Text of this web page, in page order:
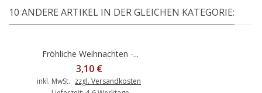
10 ANDERE ARTIKEL IN DER GLEICHEN KATEGORIE:
Fröhliche Weihnachten -...
3,10 €
inkl. MwSt. zzgl. Versandkosten